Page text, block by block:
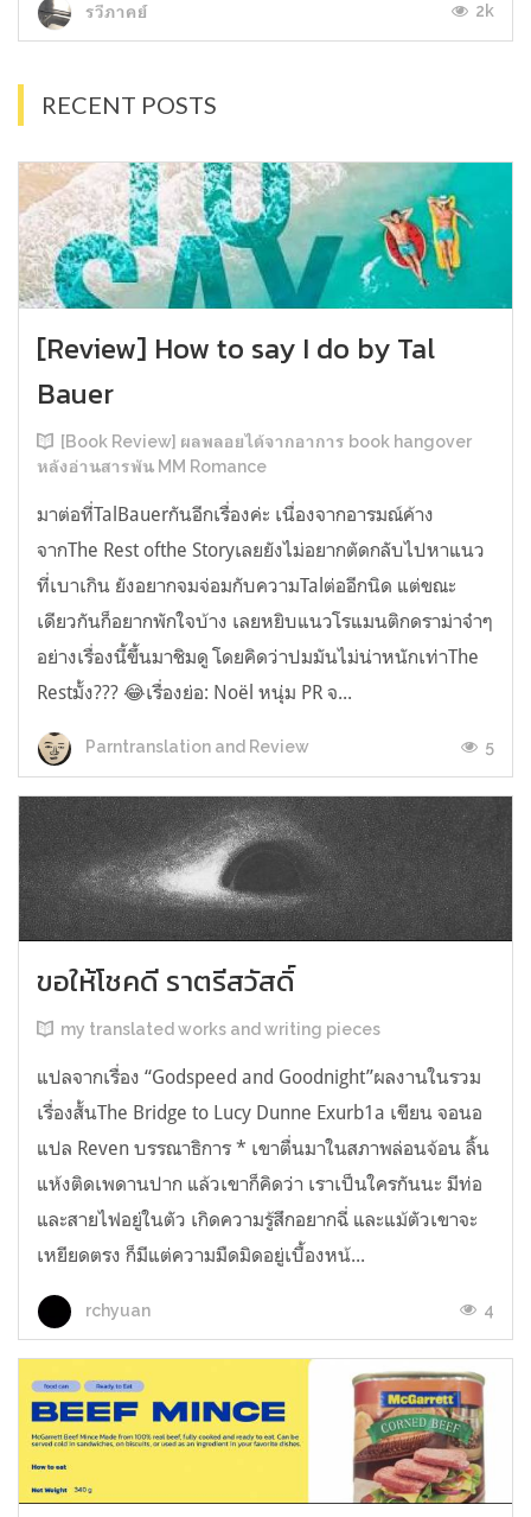
รวีภาคย์ 2k
RECENT POSTS
[Review] How to say I do by Tal
Bauer
[Book Review] ผลพลอยได้จากอาการ book hangover
หลังอ่านสารพัน MM Romance
มาต่อที่TalBauerกันอีกเรื่องค่ะ เนื่องจากอารมณ์ค้าง
จากThe Rest ofthe Storyเลยยังไม่อยากตัดกลับไปหาแนว
ที่เบาเกิน ยังอยากจมจ่อมกับความTalต่ออีกนิด แต่ขณะ
เดียวกันก็อยากพักใจบ้าง เลยหยิบแนวโรแมนติกดราม่าจ๋าๆ
อย่างเรื่องนี้ขึ้นมาชิมดู โดยคิดว่าปมมันไม่น่าหนักเท่าThe
Restมั้ง??? 😂เรื่องย่อ: Noël หนุ่ม PR จ...
Parntranslation and Review 5
ขอให้โชคดี ราตรีสวัสดิ์
my translated works and writing pieces
แปลจากเรื่อง “Godspeed and Goodnight”ผลงานในรวม
เรื่องสั้นThe Bridge to Lucy Dunne Exurb1a เขียน จอนอ
แปล Reven บรรณาธิการ * เขาตื่นมาในสภาพล่อนจ้อน ลิ้น
แห้งติดเพดานปาก แล้วเขาก็คิดว่า เราเป็นใครกันนะ มีท่อ
และสายไฟอยู่ในตัว เกิดความรู้สึกอยากฉี่ และแม้ตัวเขาจะ
เหยียดตรง ก็มีแต่ความมืดมิดอยู่เบื้องหน้...
rchyuan 4